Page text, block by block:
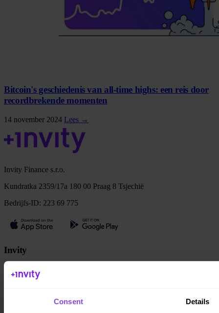
Consent Details
Bitcoin's geschiedenis van all-time highs: een reis door
recordbrekende momenten
14 november 2024 Lees →
Invity Finance s.r.o.
Kundratka 2359/17a 180 00 Praag 8 Tsjechië
Bedrijfs-ID: 223 69 775
Invity
Persoonlijk
Zakelijk
Verdien Bitcoin